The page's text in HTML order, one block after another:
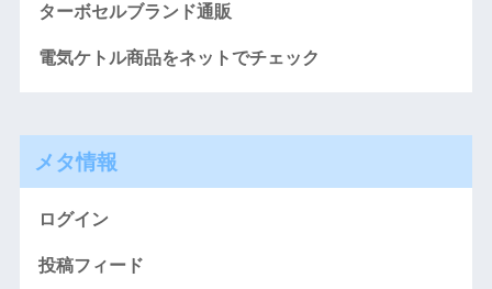
ターボセルブランド通販
電気ケトル商品をネットでチェック
メタ情報
ログイン
投稿フィード